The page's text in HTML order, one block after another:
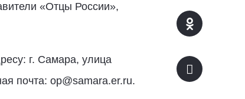
«Отцы России»,
г. Самара, улица
почта: op@samara.er.ru.